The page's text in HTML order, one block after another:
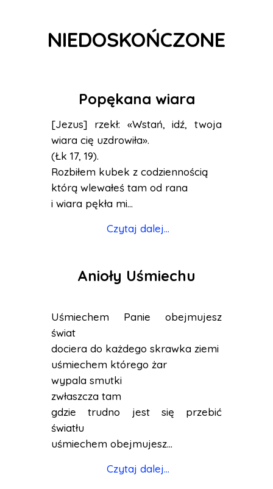
NIEDOSKOŃCZONE
Popękana wiara
[Jezus] rzekł: «Wstań, idź, twoja
wiara cię uzdrowiła».
(Łk 17, 19).
Rozbiłem kubek z codziennością
którą wlewałeś tam od rana
i wiara pękła mi...
Czytaj dalej...
Anioły Uśmiechu
Uśmiechem Panie obejmujesz
świat
dociera do każdego skrawka ziemi
uśmiechem którego żar
wypala smutki
zwłaszcza tam
gdzie trudno jest się przebić
światłu
uśmiechem obejmujesz...
Czytaj dalej...